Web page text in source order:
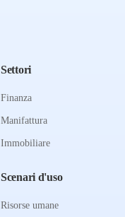
Settori
Finanza
Manifattura
Immobiliare
Scenari d'uso
Risorse umane